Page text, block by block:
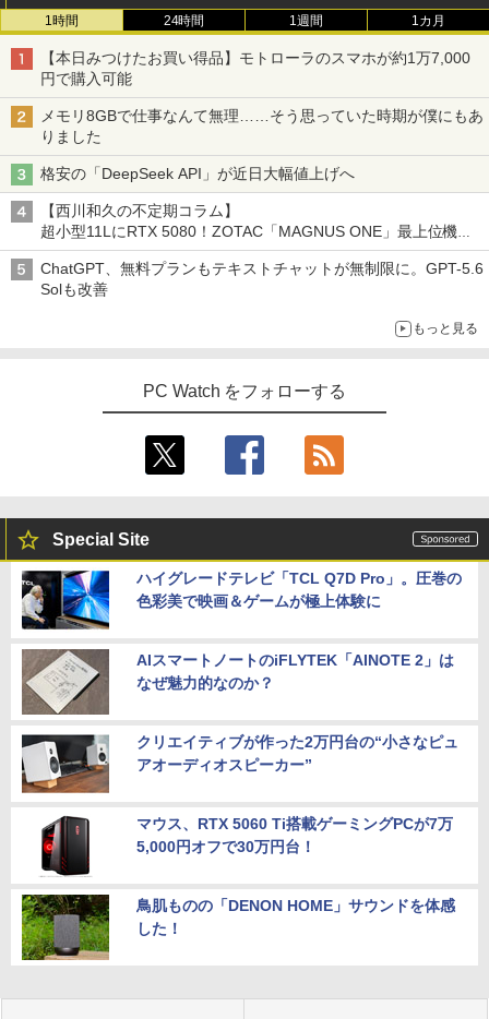
1時間 24時間 1週間 1カ月
【本日みつけたお買い得品】モトローラのスマホが約1万7,000
円で購入可能
メモリ8GBで仕事なんて無理……そう思っていた時期が僕にもあ
りました
格安の「DeepSeek API」が近日大幅値上げへ
【西川和久の不定期コラム】
超小型11LにRTX 5080！ZOTAC「MAGNUS ONE」最上位機の
実力を探る
ChatGPT、無料プランもテキストチャットが無制限に。GPT-5.6
Solも改善
もっと見る
PC Watch をフォローする
Special Site
ハイグレードテレビ「TCL Q7D Pro」。圧巻の
色彩美で映画＆ゲームが極上体験に
AIスマートノートのiFLYTEK「AINOTE 2」は
なぜ魅力的なのか？
クリエイティブが作った2万円台の“小さなピュ
アオーディオスピーカー”
マウス、RTX 5060 Ti搭載ゲーミングPCが7万
5,000円オフで30万円台！
鳥肌ものの「DENON HOME」サウンドを体感
した！